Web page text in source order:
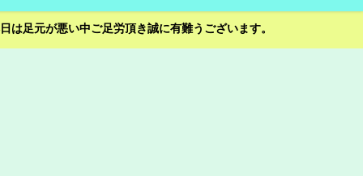
足元が悪い中ご足労頂き誠に有難うございます。